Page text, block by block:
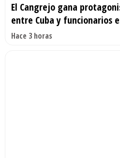
El Cangrejo gana
entre Cuba y funcionarios
Hace 3 horas